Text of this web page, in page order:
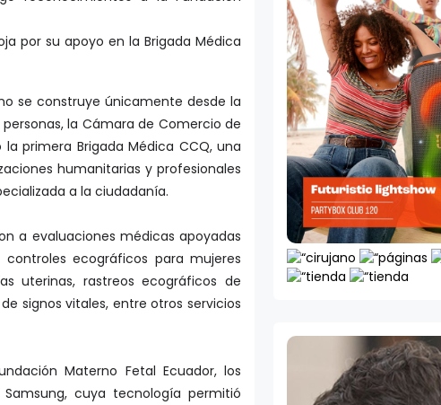
por su apoyo en la Brigada Médica
se construye únicamente desde la
la Cámara de Comercio de
primera Brigada Médica CCQ, una
humanitarias y profesionales
a la ciudadanía.
a evaluaciones médicas apoyadas
ecográficos para mujeres
uterinas, rastreos ecográficos de
signos vitales, entre otros servicios
Materno Fetal Ecuador, los
cuya tecnología permitió